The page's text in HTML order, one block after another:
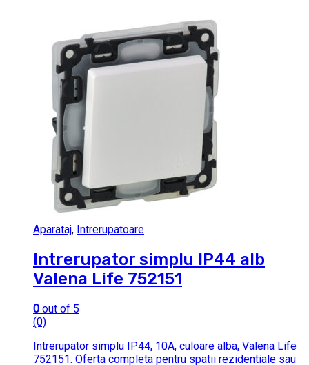
Aparataj, Intrerupatoare
Intrerupator simplu IP44 alb
Valena Life 752151
0 out of 5
(0)
Intrerupator simplu IP44, 10A, culoare alba, Valena Life
752151. Oferta completa pentru spatii rezidentiale sau